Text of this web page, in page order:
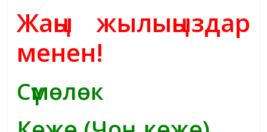
Жаңы жылыңыздар
менен!
Сүмөлөк